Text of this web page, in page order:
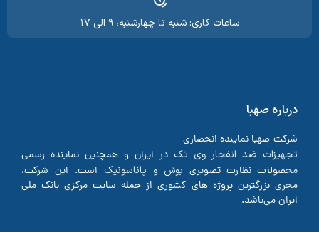
ساعات کاری: شنبه تا چهارشنبه، ۹ الی ۱۷
درباره صهبا
شرکت صهبا نماینده انحصاری
تجهیزات ضد انفجار وی تک در ایران و همچنین نماینده رسمی
محصولات نظارت تصویری بوش و پاناسونیک است. این شرکت،
مجری بزرگترین پروژه های کشوری از جمله سایت مرکزی بانک ملی
ایران می‌باشد.